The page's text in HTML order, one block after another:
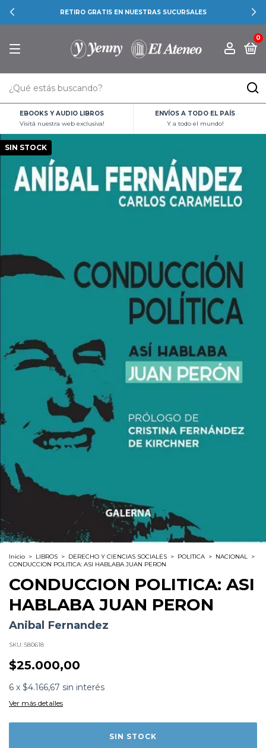
RETIRO GRATIS EN NUESTRAS SUCURSALES
0
EBOOKS Y AUDIO LIBROS
Visitá nuestra web exclusiva!
ENVÍOS A TODO EL PAÍS
Y a todo el mundo!
SIN STOCK
Inicio > LIBROS > DERECHO Y CIENCIAS SOCIALES > POLITICA > NACIONAL >
CONDUCCION POLITICA: ASI HABLABA JUAN PERON
CONDUCCION POLITICA: ASI
HABLABA JUAN PERON
Anibal Fernandez
SKU: 580618
$25.000,00
6 x $4.166,67 sin interés
Ver más detalles
Editorial:Galerna
Idioma:Español
N°Páginas:216